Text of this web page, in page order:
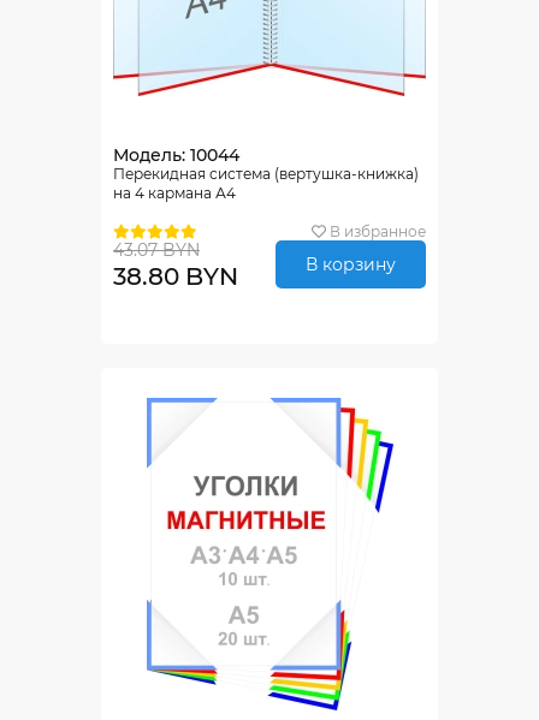
Модель: 10044
Перекидная система (вертушка-книжка)
на 4 кармана А4
В избранное
43.07 BYN
38.80 BYN В корзину